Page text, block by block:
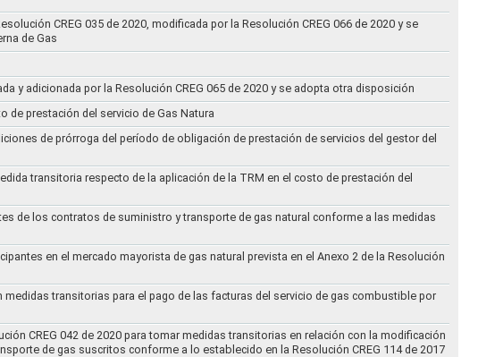
CREG 035 de 2020, modificada por la Resolución CREG 066 de 2020 y se
de Gas
y adicionada por la Resolución CREG 065 de 2020 y se adopta otra disposición
de prestación del servicio de Gas Natura
de prórroga del período de obligación de prestación de servicios del gestor del
transitoria respecto de la aplicación de la TRM en el costo de prestación del
de los contratos de suministro y transporte de gas natural conforme a las medidas
en el mercado mayorista de gas natural prevista en el Anexo 2 de la Resolución
medidas transitorias para el pago de las facturas del servicio de gas combustible por
CREG 042 de 2020 para tomar medidas transitorias en relación con la modificación
de gas suscritos conforme a lo establecido en la Resolución CREG 114 de 2017